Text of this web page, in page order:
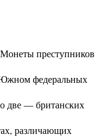
преступников
федеральных
две — британских
различающих